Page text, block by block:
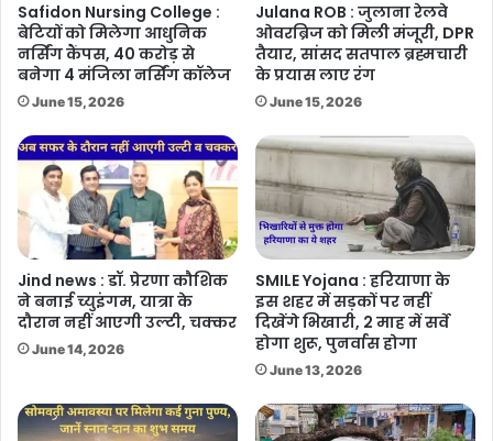
Safidon Nursing College :
बेटियों को मिलेगा आधुनिक
नर्सिंग कैंपस, 40 करोड़ से
बनेगा 4 मंजिला नर्सिंग कॉलेज
June 15, 2026
Julana ROB : जुलाना रेलवे
ओवरब्रिज को मिली मंजूरी, DPR
तैयार, सांसद सतपाल ब्रह्मचारी
के प्रयास लाए रंग
June 15, 2026
Jind news : डॉ. प्रेरणा कौशिक
ने बनाई च्युइंगम, यात्रा के
दौरान नहीं आएगी उल्टी, चक्कर
June 14, 2026
SMILE Yojana : हरियाणा के
इस शहर में सड़कों पर नहीं
दिखेंगे भिखारी, 2 माह में सर्वे
होगा शुरू, पुनर्वास होगा
June 13, 2026